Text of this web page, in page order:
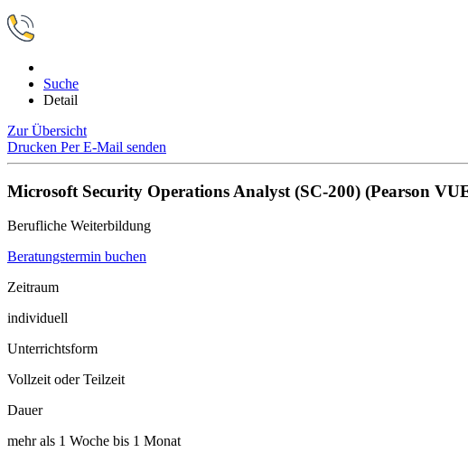
Suche
Detail
Zur Übersicht
Drucken Per E-Mail senden
Microsoft Security Operations Analyst (SC-200) (Pearson
Berufliche Weiterbildung
Beratungstermin buchen
Zeitraum
individuell
Unterrichtsform
Vollzeit oder Teilzeit
Dauer
mehr als 1 Woche bis 1 Monat